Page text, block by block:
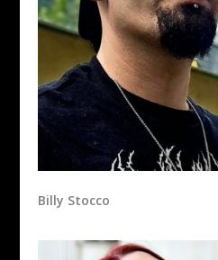
Billy Stocco